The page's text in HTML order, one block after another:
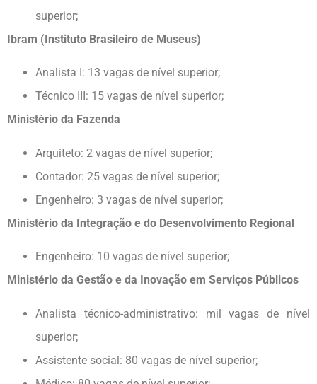
superior;
Ibram (Instituto Brasileiro de Museus)
Analista I: 13 vagas de nível superior;
Técnico III: 15 vagas de nível superior;
Ministério da Fazenda
Arquiteto: 2 vagas de nível superior;
Contador: 25 vagas de nível superior;
Engenheiro: 3 vagas de nível superior;
Ministério da Integração e do Desenvolvimento Regional
Engenheiro: 10 vagas de nível superior;
Ministério da Gestão e da Inovação em Serviços Públicos
Analista técnico-administrativo: mil vagas de nível
superior;
Assistente social: 80 vagas de nível superior;